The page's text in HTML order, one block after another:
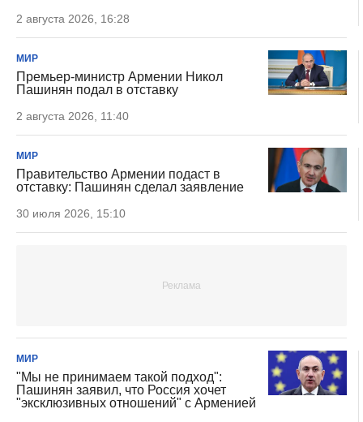
2 августа 2026, 16:28
МИР
Премьер-министр Армении Никол
Пашинян подал в отставку
2 августа 2026, 11:40
МИР
Правительство Армении подаст в
отставку: Пашинян сделал заявление
30 июля 2026, 15:10
МИР
"Мы не принимаем такой подход":
Пашинян заявил, что Россия хочет
"эксклюзивных отношений" с Арменией